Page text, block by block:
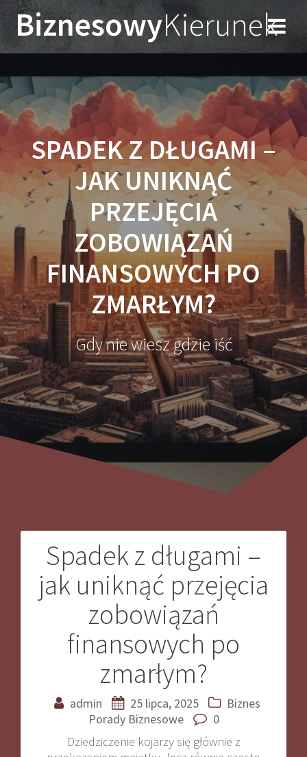
Przejdź
do
treści
BiznesowyKierunek
SPADEK Z DŁUGAMI –
JAK UNIKNĄĆ
PRZEJĘCIA
ZOBOWIĄZAŃ
FINANSOWYCH PO
ZMARŁYM?
Gdy nie wiesz gdzie iść
Spadek z długami –
jak uniknąć przejęcia
zobowiązań
finansowych po
zmarłym?
admin 25 lipca, 2025
Biznes
Porady Biznesowe
0
Dziedziczenie kojarzy się głównie z
Nawigacja
wpisu